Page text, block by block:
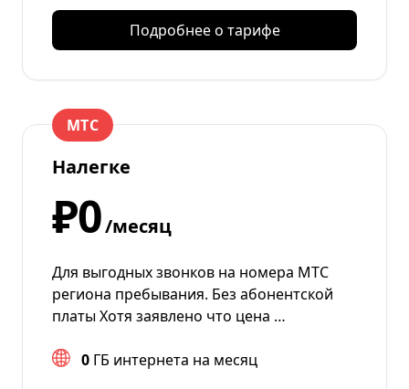
Подробнее о тарифе
МТС
Налегке
₽0/месяц
Для выгодных звонков на номера МТС
региона пребывания. Без абонентской
платы Хотя заявлено что цена …
0 ГБ интернета на месяц